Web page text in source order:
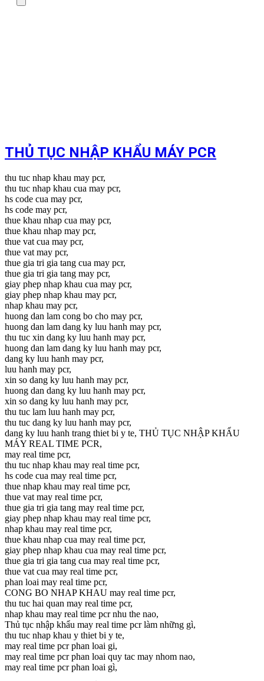
THỦ TỤC NHẬP KHẨU MÁY PCR
thu tuc nhap khau may pcr,
thu tuc nhap khau cua may pcr,
hs code cua may pcr,
hs code may pcr,
thue khau nhap cua may pcr,
thue khau nhap may pcr,
thue vat cua may pcr,
thue vat may pcr,
thue gia tri gia tang cua may pcr,
thue gia tri gia tang may pcr,
giay phep nhap khau cua may pcr,
giay phep nhap khau may pcr,
nhap khau may pcr,
huong dan lam cong bo cho may pcr,
huong dan lam dang ky luu hanh may pcr,
thu tuc xin dang ky luu hanh may pcr,
huong dan lam dang ky luu hanh may pcr,
dang ky luu hanh may pcr,
luu hanh may pcr,
xin so dang ky luu hanh may pcr,
huong dan dang ky luu hanh may pcr,
xin so dang ky luu hanh may pcr,
thu tuc lam luu hanh may pcr,
thu tuc dang ky luu hanh may pcr,
dang ky luu hanh trang thiet bi y te, THỦ TỤC NHẬP KHẨU
MÁY REAL TIME PCR,
may real time pcr,
thu tuc nhap khau may real time pcr,
hs code cua may real time pcr,
thue nhap khau may real time pcr,
thue vat may real time pcr,
thue gia tri gia tang may real time pcr,
giay phep nhap khau may real time pcr,
nhap khau may real time pcr,
thue khau nhap cua may real time pcr,
giay phep nhap khau cua may real time pcr,
thue gia tri gia tang cua may real time pcr,
thue vat cua may real time pcr,
phan loai may real time pcr,
CONG BO NHAP KHAU may real time pcr,
thu tuc hai quan may real time pcr,
nhap khau may real time pcr nhu the nao,
Thủ tục nhập khẩu may real time pcr làm những gì,
thu tuc nhap khau y thiet bi y te,
may real time pcr phan loai gi,
may real time pcr phan loai quy tac may nhom nao,
may real time pcr phan loai gì,